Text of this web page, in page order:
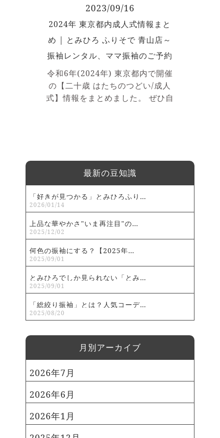
ることもあり、 全体的にダークに
まとめられた色合いの振袖です。
薔薇や蝶など 洋風な柄付けもあ
れば、 ストライプやドット・市松
柄 黒無地や総レースタイプなど
柄の種類は様々ですが、 和と洋が
融合したドーリーでアンニュイな
雰囲気の振袖が多いです。 そし
てゴシック振袖に欠かせないのが
シック振袖の着こなしコーディ
黒地のシンプル椿柄振袖 はじめ
は、黒地に椿の刺繍がかわいいゴ
シック振袖コーデです。 ドレッ
シーな白のキラキラした帯を合わ
せて、メリハリをつけました。
小物は、椿の色に合わせてピンク
の小物をポイントにしてみまし
た！ シンプルな柄づけの分、小
物でオシャレに遊ぶのも楽しい振
袖です。 またゴシック振袖は、
性も良いので、髪飾りの代わりに
つけるのもオススメです。 振袖
No. T-115 コーデ② ドット柄×
薔薇がアクセントのゴシック振袖
いゴシック振袖を紹介します。
小物は黒系で統一させて、赤いバ
ラが引き立つような印象に。 黒
2023/09/16
2024年 東京都内成人式情報まと
め | とみひろ ふりそで 青山店～
振袖レンタル、ママ振袖のご予約
承ります～
令和6年(2024年) 東京都内で開催
の【二十歳 はたちのつどい/成人
式】情報をまとめました。 ぜひ自
～平成16年（2004年）4月1日 生
まれの方 自治体一覧 千代田区
中央区 港区 新宿区 文京区 台東区
墨田区 江東区 品川区 目黒区 大田
区 世田谷区 渋谷区 中野区 杉並区
豊島区 北区 荒川区 板橋区 練馬区
足立区 葛飾区 江戸川区 千代田
区 式典の名称：令和6年千代田区
「二十歳のつどい」 開催日：令和
6年1月8日（月・祝） 12時30分
から午後3時まで（受付開始は午
前11時50分～） 開催場所：ホテ
ルニューオータニ鶴の間西（紀尾
井町4-1） ≫千代田区「二十歳の
称：二十歳のつどい 開催日：受付
午前11時00分（2時間程度） 開催
場所：ロイヤルパークホテル（東
京都中央区日本橋蛎殻町2丁目1番
1号） ≫中央区二十歳のつどい
港区 式典の名称：二十歳（はた
最新の豆知識
「好きが見つかる」とみひろふり…
2026/01/14
上品な華やかさ"いま再注目"の…
2025/12/02
何色の振袖にする？【2025年…
2025/09/01
とみひろでしか見られない「とみ…
2025/09/01
「総絞り振袖」とは？人気コーデ…
2025/08/20
⽉別アーカイブ
2026年7月
2026年6月
2026年1月